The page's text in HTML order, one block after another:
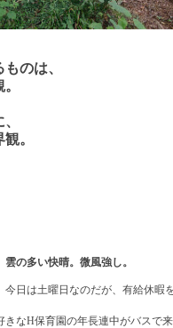
のは、
。
の多い快晴。微風強し。
日は土曜日なのだが、有給休暇を
なH保育園の年長連中がバスで来